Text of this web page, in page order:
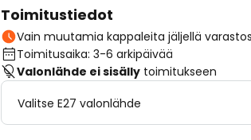
Toimitustiedot
Vain muutamia kappaleita jäljellä
Toimitusaika: 3-6 arkipäivää
Valonlähde ei sisälly toimitukseen
Valitse E27 valonlähde